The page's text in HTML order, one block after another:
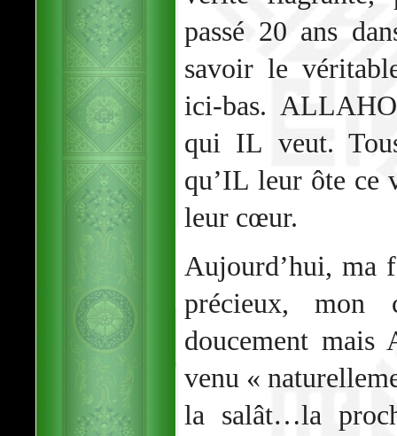
passé 20 ans
savoir le
ici-bas.
qui IL veut.
qu’IL leur ôte ce
leur cœur.
Aujourd’hui, ma
précieux, mon
doucement
venu «
la salât…la